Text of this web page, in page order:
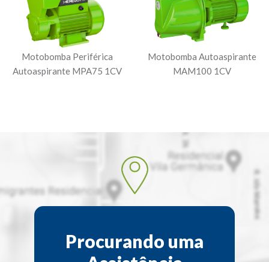
Motobomba Periférica
Autoaspirante MPA75 1CV
Motobomba Autoaspirante
MAM100 1CV
Procurando uma